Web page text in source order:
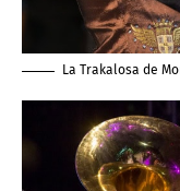
La Trakalosa de